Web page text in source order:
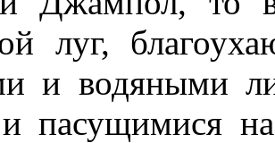
луг,
и водяными
пасущимися